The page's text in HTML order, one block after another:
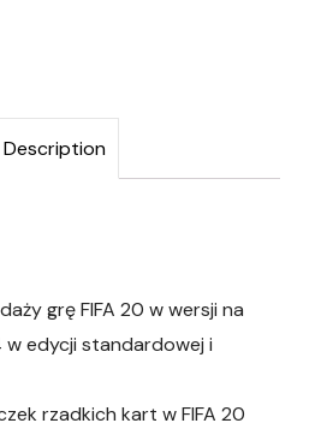
Description
grę FIFA 20 w wersji na
edycji standardowej i
rzadkich kart w FIFA 20